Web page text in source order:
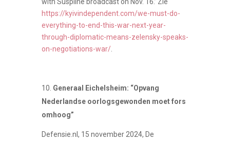
https://kyivindependent.com/we-must-do-
everything-to-end-this-war-next-year-
through-diplomatic-means-zelensky-speaks-
on-negotiations-war/.
Generaal Eichelsheim: “Opvang
Nederlandse oorlogsgewonden moet fors
omhoog”
Defensie.nl, 15 november 2024, De